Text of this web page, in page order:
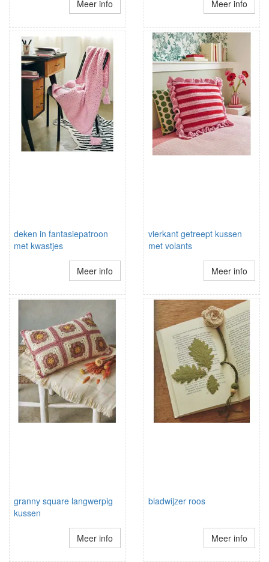
Meer info Meer info
deken in fantasiepatroon
met kwastjes
Meer info
vierkant getreept kussen
met volants
Meer info
granny square langwerpig
kussen
Meer info
bladwijzer roos
Meer info